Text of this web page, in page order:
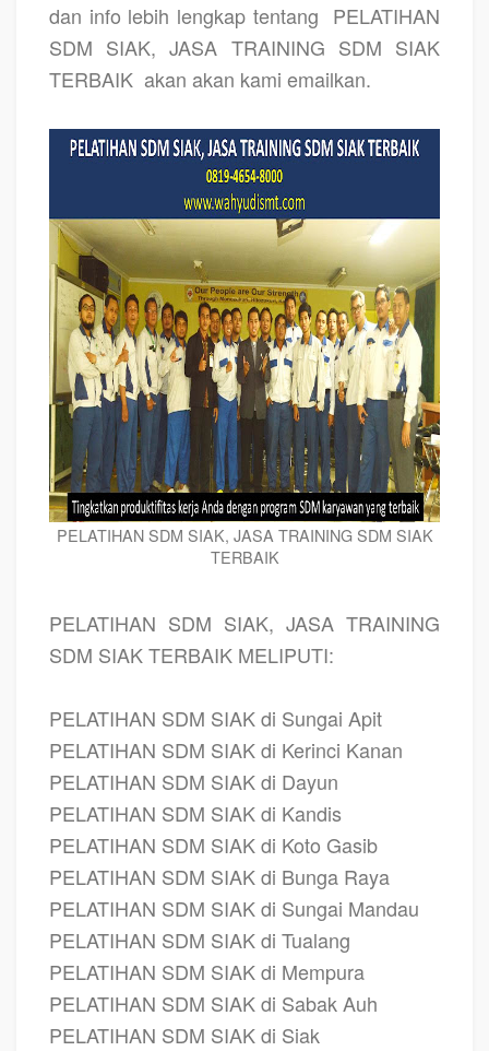
dan info lebih lengkap tentang PELATIHAN
SDM SIAK, JASA TRAINING SDM SIAK
TERBAIK akan akan kami emailkan.
PELATIHAN SDM SIAK, JASA TRAINING SDM SIAK
TERBAIK
PELATIHAN SDM SIAK, JASA TRAINING
SDM SIAK TERBAIK MELIPUTI:
PELATIHAN SDM SIAK di Sungai Apit
PELATIHAN SDM SIAK di Kerinci Kanan
PELATIHAN SDM SIAK di Dayun
PELATIHAN SDM SIAK di Kandis
PELATIHAN SDM SIAK di Koto Gasib
PELATIHAN SDM SIAK di Bunga Raya
PELATIHAN SDM SIAK di Sungai Mandau
PELATIHAN SDM SIAK di Tualang
PELATIHAN SDM SIAK di Mempura
PELATIHAN SDM SIAK di Sabak Auh
PELATIHAN SDM SIAK di Siak